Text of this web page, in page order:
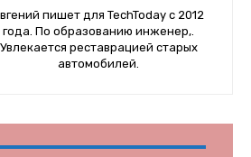
пишет для TechToday с 2012
года. По образованию инженер,.
Увлекается реставрацией старых
автомобилей.